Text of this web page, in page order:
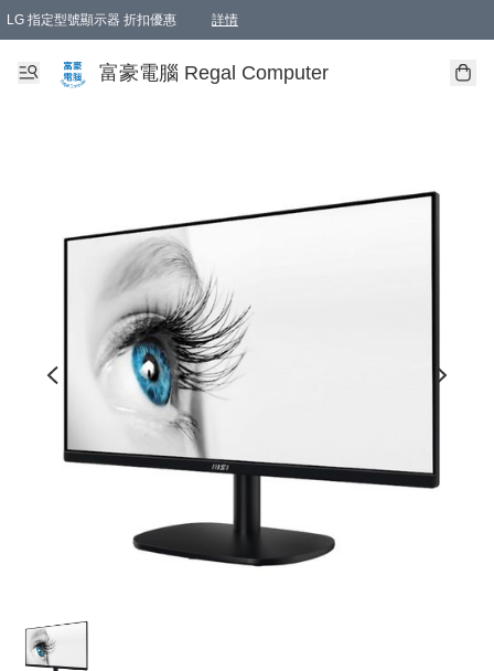
LG 指定型號顯示器 折扣優惠 詳情
富豪電腦 Regal Computer